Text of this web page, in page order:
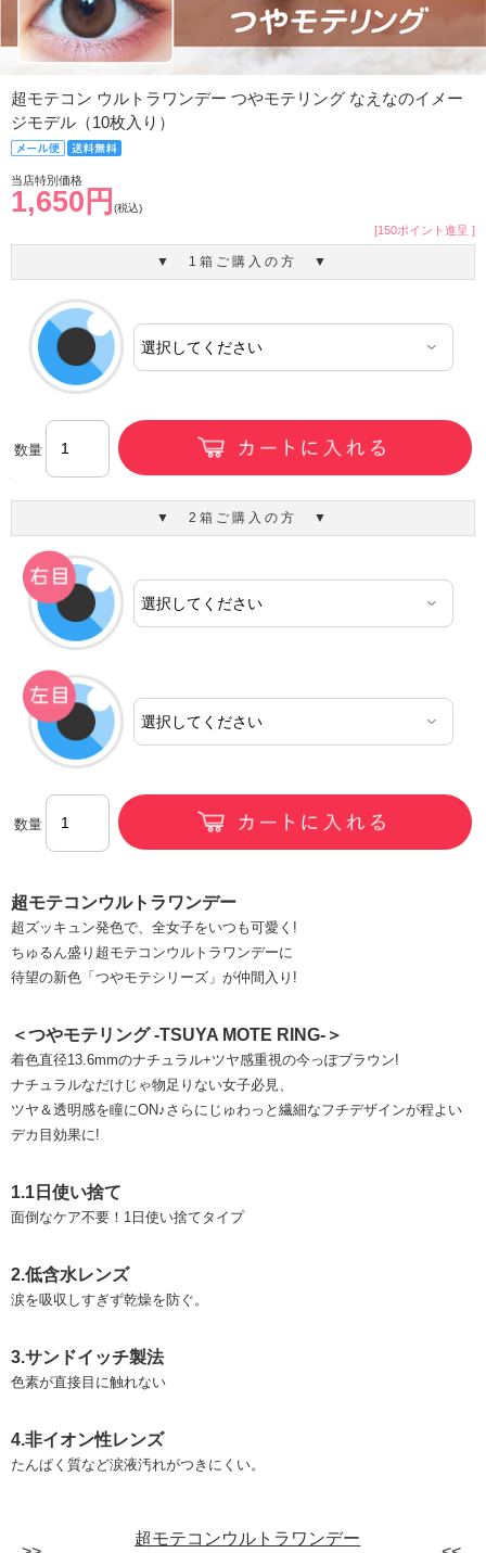
超モテコン ウルトラワンデー つやモテリング なえなのイメー
ジモデル（10枚入り）
当店特別価格
1,650円 (税込)
[150ポイント進呈 ]
▼ 1箱ご購入の方 ▼
数量
▼ 2箱ご購入の方 ▼
数量
超モテコンウルトラワンデー
超ズッキュン発色で、全女子をいつも可愛く!
ちゅるん盛り超モテコンウルトラワンデーに
待望の新色「つやモテシリーズ」が仲間入り!
＜つやモテリング -TSUYA MOTE RING-＞
着色直径13.6mmのナチュラル+ツヤ感重視の今っぽブラウン!
ナチュラルなだけじゃ物足りない女子必見、
ツヤ＆透明感を瞳にON♪さらにじゅわっと繊細なフチデザインが程よい
デカ目効果に!
1.1日使い捨て
面倒なケア不要！1日使い捨てタイプ
2.低含水レンズ
涙を吸収しすぎず乾燥を防ぐ。
3.サンドイッチ製法
色素が直接目に触れない
4.非イオン性レンズ
たんぱく質など涙液汚れがつきにくい。
超モテコンウルトラワンデー